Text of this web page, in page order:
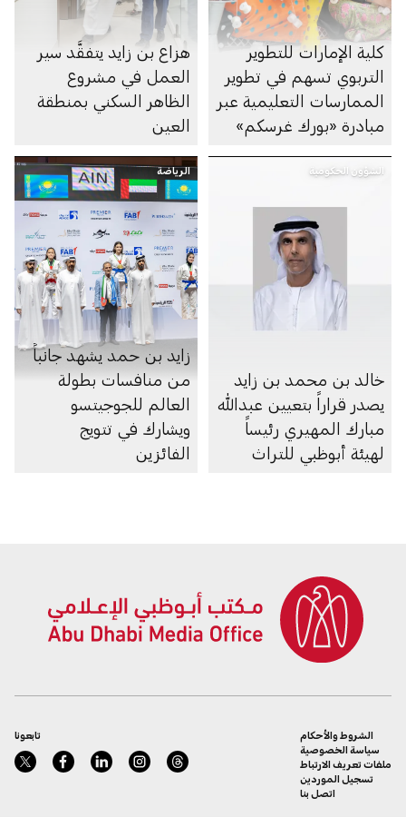
كلية الإمارات للتطوير
التربوي تسهم في تطوير
الممارسات التعليمية عبر
مبادرة «بورك غرسكم»
هزاع بن زايد يتفقَّد سير
العمل في مشروع
الظاهر السكني بمنطقة
العين
الشؤون الحكومية
خالد بن محمد بن زايد
يصدر قراراً بتعيين عبدالله
مبارك المهيري رئيساً
لهيئة أبوظبي للتراث
الرياضة
زايد بن حمد يشهد جانباً
من منافسات بطولة
العالم للجوجيتسو
ويشارك في تتويج
الفائزين
تابعونا
الشروط والأحكام
سياسة الخصوصية
ملفات تعريف الارتباط
تسجيل الموردين
اتصل بنا